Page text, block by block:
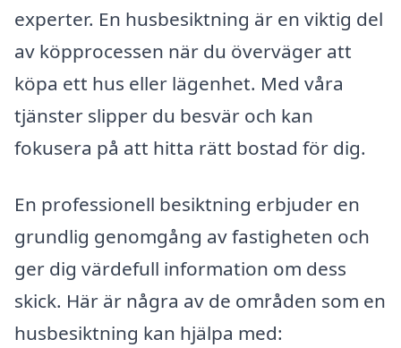
experter. En husbesiktning är en viktig del
av köpprocessen när du överväger att
köpa ett hus eller lägenhet. Med våra
tjänster slipper du besvär och kan
fokusera på att hitta rätt bostad för dig.
En professionell besiktning erbjuder en
grundlig genomgång av fastigheten och
ger dig värdefull information om dess
skick. Här är några av de områden som en
husbesiktning kan hjälpa med: